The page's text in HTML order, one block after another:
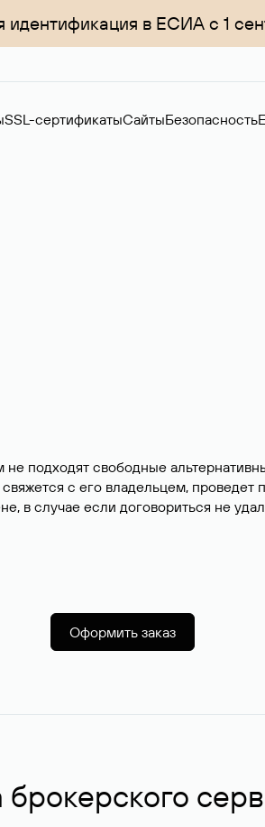
идентификация в ЕСИА с 1
SSL-сертификатыСайтыБезопасность
не подходят свободные
с его владельцем,
в случае если договориться не
Оформить заказ